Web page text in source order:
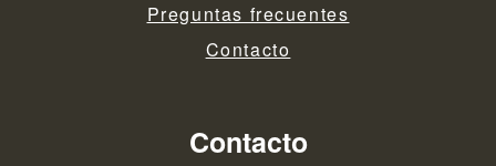
Preguntas frecuentes
Contacto
Contacto